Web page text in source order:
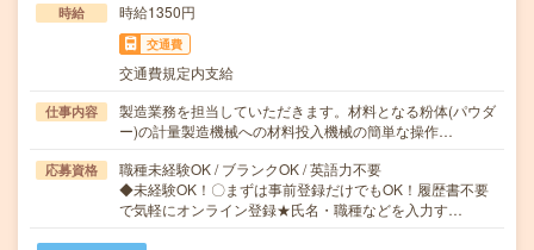
時給 時給1350円
交通費
交通費規定内支給
仕事内容
製造業務を担当していただきます。材料となる粉体(パウダ
ー)の計量製造機械への材料投入機械の簡単な操作…
応募資格
職種未経験OK / ブランクOK / 英語力不要
◆未経験OK！〇まずは事前登録だけでもOK！履歴書不要
で気軽にオンライン登録★氏名・職種などを入力す…